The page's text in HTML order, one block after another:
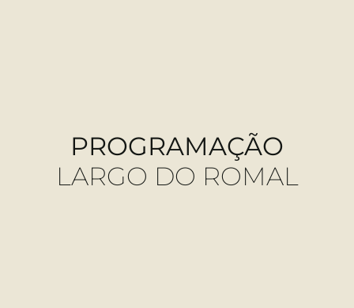
PROGRAMAÇÃO
LARGO DO ROMAL